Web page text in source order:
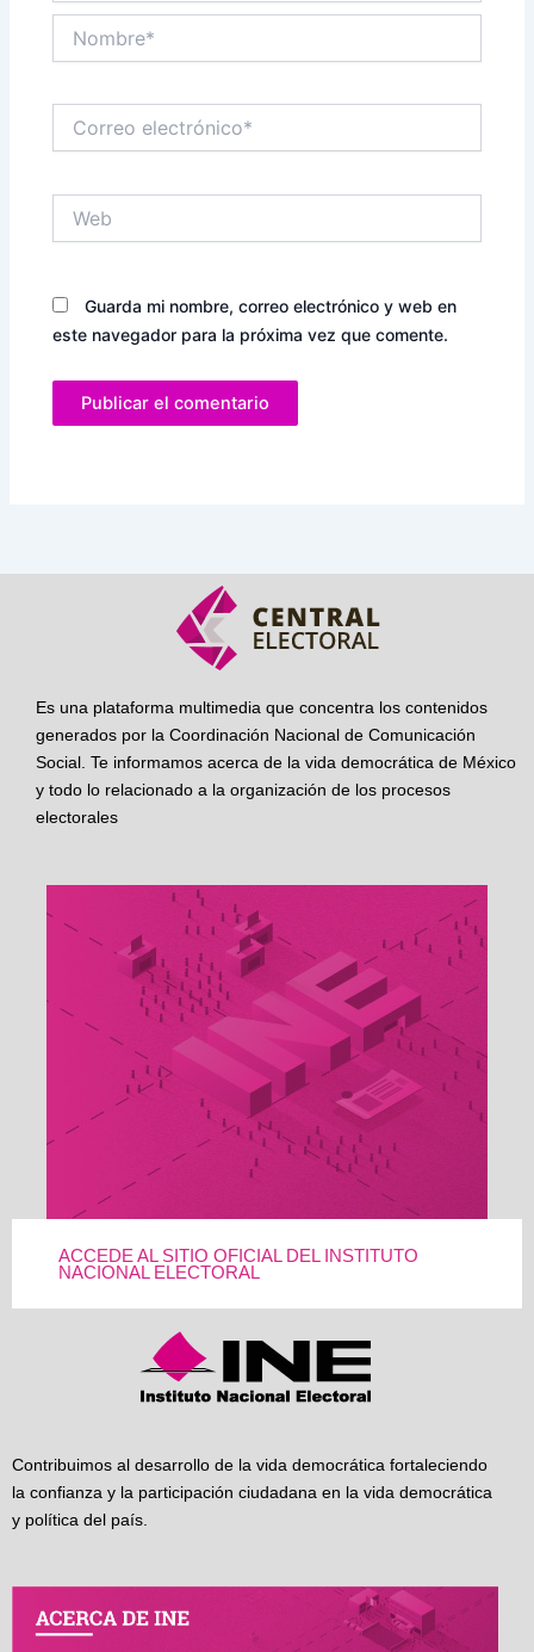
electrónico*
Guarda mi nombre, correo electrónico y web en
este navegador para la próxima vez que comente.
Es una plataforma multimedia que concentra los contenidos
generados por la Coordinación Nacional de Comunicación
Social. Te informamos acerca de la vida democrática de México
y todo lo relacionado a la organización de los procesos
electorales
ACCEDE AL SITIO OFICIAL DEL INSTITUTO
NACIONAL ELECTORAL
Contribuimos al desarrollo de la vida democrática fortaleciendo
la confianza y la participación ciudadana en la vida democrática
y política del país.